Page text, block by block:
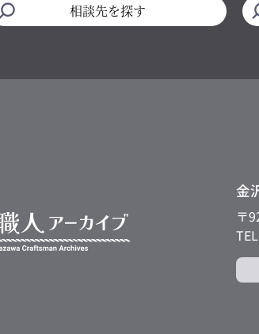
相談先を探す
金
〒